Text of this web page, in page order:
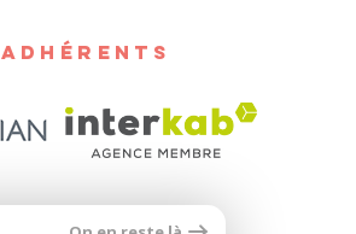
ADHÉRENTS